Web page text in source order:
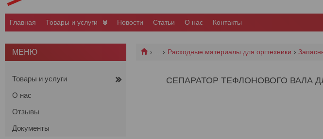
Главная Товары и услуги Новости Статьи О нас Контакты
Расходные материалы для оргтехники
СЕПАРАТОР ТЕФЛОНОВОГО ВАЛА ДЛЯ
Товары и услуги
О нас
Отзывы
Документы